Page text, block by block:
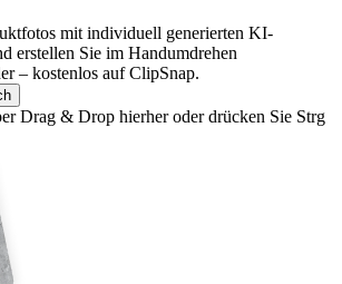
mit individuell generierten KI-
erstellen Sie im Handumdrehen
– kostenlos auf ClipSnap.
Drag & Drop hierher oder drücken Sie Strg